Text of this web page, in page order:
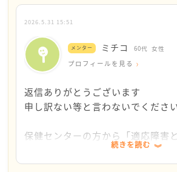
こねらとさんの中に、前に進める
いると思えるのです。
はり怠けていると思われたのでし
とないと思われたのでしょうね…
もしかしたら病院に行っても怠け
のでしょうね…
呆れられて見限られてしまったの
2026.5.31 15:51
メンター ミチコ 60代 女性
プロフィールを見る
返信ありがとうございます
申し訳ない等と言わないでくださ
保健センターの方から「適応障害
れたとお書きです。病院で怠けて
とは無いと思います。一度病院で
続きを読む